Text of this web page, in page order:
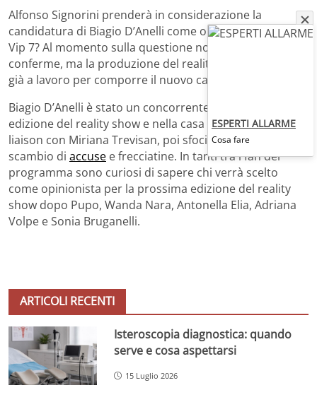
Alfonso Signorini prenderà in considerazione la
candidatura di Biagio D’Anelli come opinionista del GF
Vip 7? Al momento sulla questione non vi sono
conferme, ma la produzione del reality show sarebbe
già a lavoro per comporre il nuovo cast del programma.
Biagio D’Anelli è stato un concorrente della sesta
edizione del reality show e nella casa ha stretto una
liaison con Miriana Trevisan, poi sfociata in un reciproco
scambio di accuse e frecciatine. In tanti tra i fan del
programma sono curiosi di sapere chi verrà scelto
come opinionista per la prossima edizione del reality
show dopo Pupo, Wanda Nara, Antonella Elia, Adriana
Volpe e Sonia Bruganelli.
ARTICOLI RECENTI
Isteroscopia diagnostica: quando
serve e cosa aspettarsi
15 Luglio 2026
ESPERTI ALLARME
Cosa fare